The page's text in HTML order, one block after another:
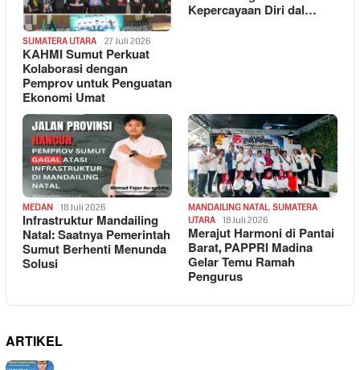
SUMATERA UTARA 27 Juli 2026
KAHMI Sumut Perkuat
Kolaborasi dengan
Pemprov untuk Penguatan
Ekonomi Umat
Kepercayaan Diri dal…
MEDAN 18 Juli 2026
Infrastruktur Mandailing
Natal: Saatnya Pemerintah
Sumut Berhenti Menunda
Solusi
MANDAILING NATAL, SUMATERA
UTARA
18 Juli 2026
Merajut Harmoni di Pantai
Barat, PAPPRI Madina
Gelar Temu Ramah
Pengurus
ARTIKEL